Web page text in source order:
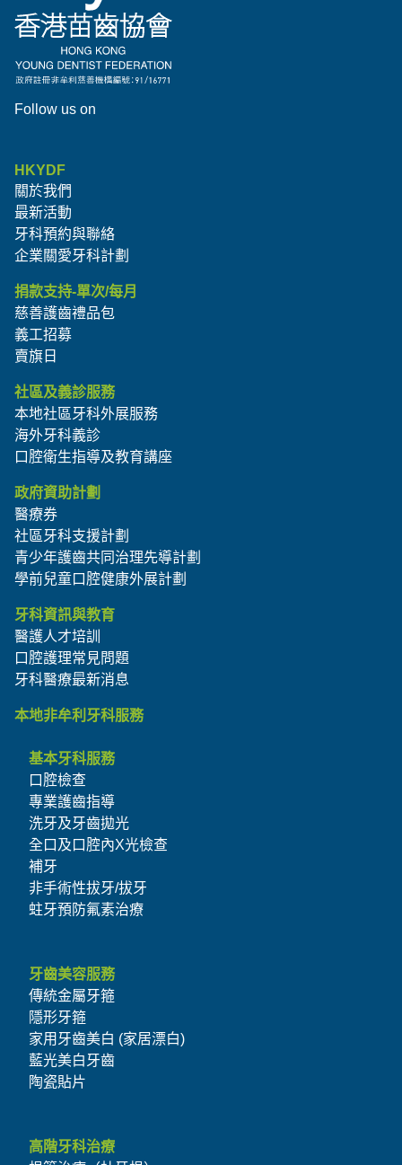
Follow us on
HKYDF
關於我們
最新活動
牙科預約與聯絡
企業關愛牙科計劃
捐款支持-單次/每月
慈善護齒禮品包
義工招募
賣旗日
社區及義診服務
本地社區牙科外展服務
海外牙科義診
口腔衛生指導及教育講座
政府資助計劃
醫療券
社區牙科支援計劃
青少年護齒共同治理先導計劃
學前兒童口腔健康外展計劃
牙科資訊與教育
醫護人才培訓
口腔護理常見問題
牙科醫療最新消息
本地非牟利牙科服務
基本牙科服務
口腔檢查
專業護齒指導
洗牙及牙齒拋光
全口及口腔內X光檢查
補牙
非手術性拔牙/拔牙
蛀牙預防氟素治療
牙齒美容服務
傳統金屬牙箍
隱形牙箍
家用牙齒美白 (家居漂白)
藍光美白牙齒
陶瓷貼片
高階牙科治療